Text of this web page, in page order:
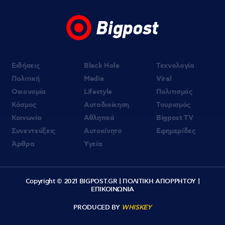
26χρονο Αφγανό στη Λέσβο
Ειδήσεις
Πολιτική
Οικονομία
Κόσμος
Κοινωνία
Συνεντεύξεις
Άρθρα
Black Hole
Media
Lifestyle
Αυτοδιοίκηση
Αθλητικά
Αυτοκίνητο
Υγεία
Τεχνολογία
Viral
Πολιτισμός
Τουρισμός
Bigpost TV
Εφημερίδες
Copyright © 2021 BIGPOST.GR | ΠΟΛΙΤΙΚΗ ΑΠΟΡΡΗΤΟΥ|
ΕΠΙΚΟΙΝΩΝΙΑ
PRODUCED BY WHISKEY